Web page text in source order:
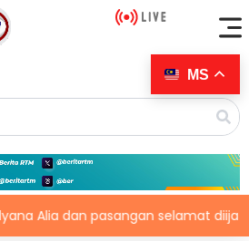
pasangan selamat diijabkabulkan
MS